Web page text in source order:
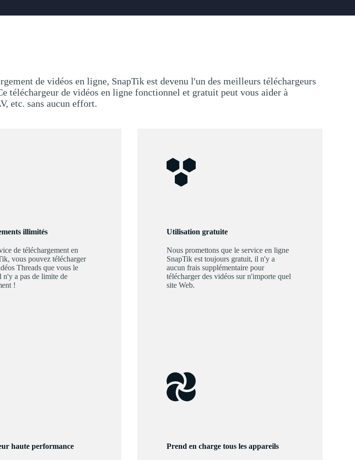
de vidéos en ligne, SnapTik est devenu l'un des meilleurs téléchargeurs
téléchargeur de vidéos en ligne fonctionnel et gratuit peut vous aider à
etc. sans aucun effort.
illimités
de téléchargement en
vous pouvez télécharger
Threads que vous le
n'y a pas de limite de
!
Utilisation gratuite
Nous promettons que le service en ligne
SnapTik est toujours gratuit, il n'y a
aucun frais supplémentaire pour
télécharger des vidéos sur n'importe quel
site Web.
haute performance Prend en charge tous les appareils